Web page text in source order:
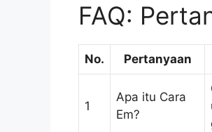
FAQ:
No. Pertanyaan
1
Apa itu Cara
Em?